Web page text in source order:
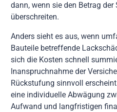
dann, wenn sie den Betrag
überschreiten.
Anders sieht es aus, wenn
Bauteile betreffende
sich die Kosten schnell
Inanspruchnahme der
Rückstufung sinnvoll
eine individuelle Abwägung
Aufwand und langfristigen